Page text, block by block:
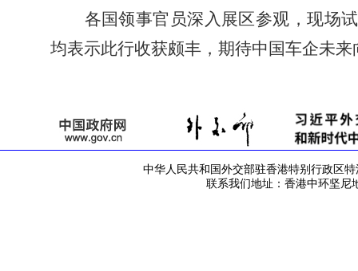
各国领事官员深入展区参观，现场
均表示此行收获颇丰，期待中国车企未
中华人民共和国外交部驻香港特别行政区特
联系我们地址：香港中环坚尼